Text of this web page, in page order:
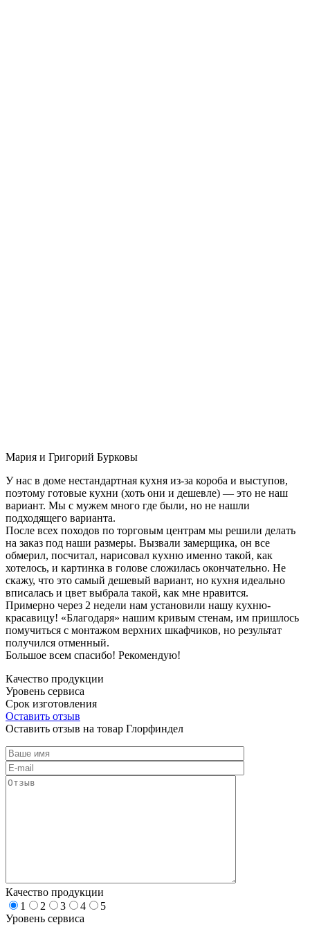
Мария и Григорий Бурковы
У нас в доме нестандартная кухня из-за короба и выступов,
поэтому готовые кухни (хоть они и дешевле) — это не наш
вариант. Мы с мужем много где были, но не нашли
подходящего варианта.
После всех походов по торговым центрам мы решили делать
на заказ под наши размеры. Вызвали замерщика, он все
обмерил, посчитал, нарисовал кухню именно такой, как
хотелось, и картинка в голове сложилась окончательно. Не
скажу, что это самый дешевый вариант, но кухня идеально
вписалась и цвет выбрала такой, как мне нравится.
Примерно через 2 недели нам установили нашу кухню-
красавицу! «Благодаря» нашим кривым стенам, им пришлось
помучиться с монтажом верхних шкафчиков, но результат
получился отменный.
Большое всем спасибо! Рекомендую!
Качество продукции
Уровень сервиса
Срок изготовления
Оставить отзыв
Оставить отзыв на товар Глорфиндел
Качество продукции
1
2 3 4
5
Уровень сервиса